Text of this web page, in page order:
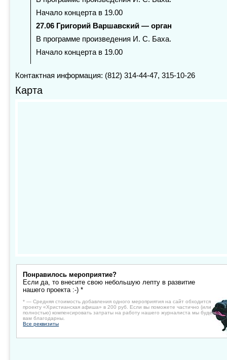
Начало концерта в 19.00
27.06 Григорий Варшавский — орган
В программе произведения И. С. Баха.
Начало концерта в 19.00
Контактная информация: (812) 314-44-47, 315-10-26
Карта
Понравилось мероприятие?
Если да, то внесите свою небольшую лепту в развитие
нашего проекта :-) *
* — Средняя стоимость добавления одного мероприятия на сайт обходится
проекту «Христианская афиша» в 200 руб. Если вы поможете частично (или
полностью) компенсировать затраты на работу нашего журналиста мы будем
вам благодарны.
Все реквизиты